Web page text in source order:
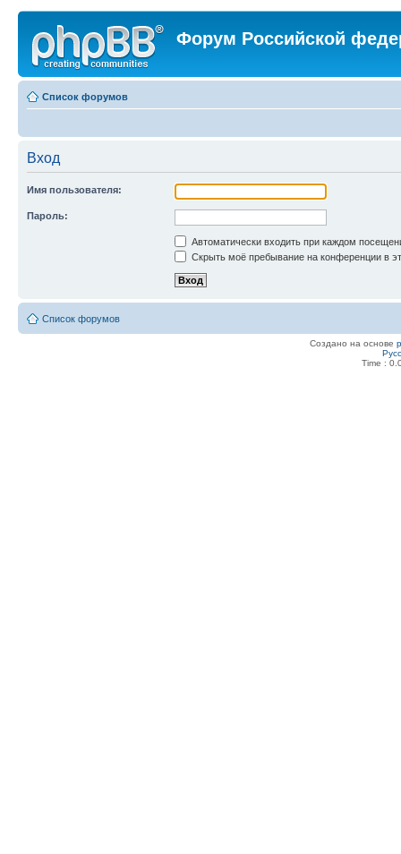
Форум Российской
Список форумов
Вход
Имя пользователя:
Пароль:
Автоматически входить при каждом
Скрыть моё пребывание на конференции в
Список форумов
Создано на основе
Time :